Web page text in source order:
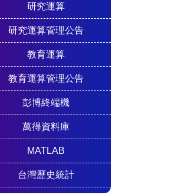
研究運算
研究運算管理公告
教育運算
教育運算管理公告
彭博終端機
萬得資料庫
MATLAB
台灣歷史統計